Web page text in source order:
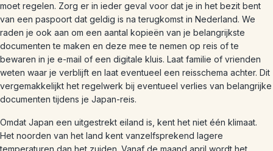
moet regelen. Zorg er in ieder geval voor dat je in het bezit bent
van een paspoort dat geldig is na terugkomst in Nederland. We
raden je ook aan om een aantal kopieën van je belangrijkste
documenten te maken en deze mee te nemen op reis of te
bewaren in je e-mail of een digitale kluis. Laat familie of vrienden
weten waar je verblijft en laat eventueel een reisschema achter. Dit
vergemakkelijkt het regelwerk bij eventueel verlies van belangrijke
documenten tijdens je Japan-reis.
Omdat Japan een uitgestrekt eiland is, kent het niet één klimaat.
Het noorden van het land kent vanzelfsprekend lagere
temperaturen dan het zuiden. Vanaf de maand april wordt het